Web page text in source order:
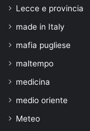
Lecce e provincia
made in Italy
mafia pugliese
maltempo
medicina
medio oriente
Meteo